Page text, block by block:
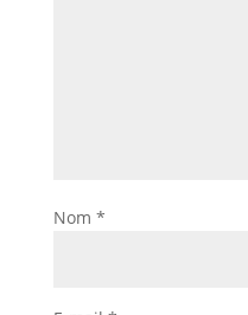
Nom *